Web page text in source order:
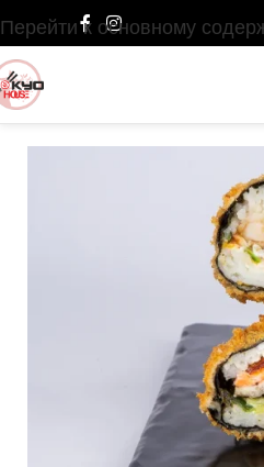
Перейти к основному